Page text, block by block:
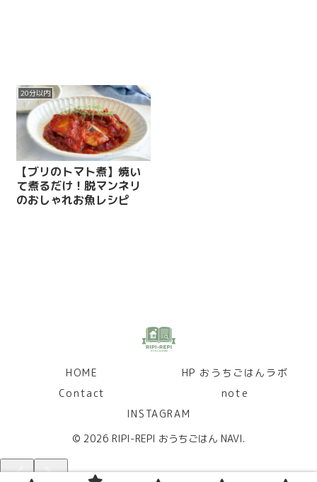
20分以内
【ブリのトマト煮】焼い
て煮るだけ！脱マンネリ
のおしゃれお魚レシピ
HOME
HP おうちごはんラボ
Contact
note
INSTAGRAM
© 2026 RIPI-REPI おうちごはん NAVI.